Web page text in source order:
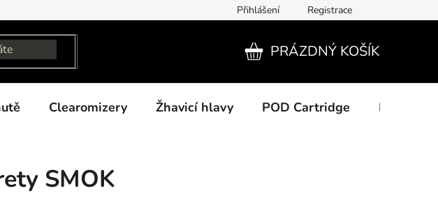
Přihlášení Registrace
KOŠÍK
PRÁZDNÝ KOŠÍK
Clearomizery Žhavicí hlavy POD Cartridge
SMOK